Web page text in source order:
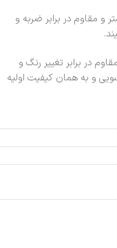
شیشه سکوریت با ضخامت 8 میلیمتر و مقاوم در برابر ضربه و
در برابر تغییر رنگ و
و به همان کیفیت اولیه